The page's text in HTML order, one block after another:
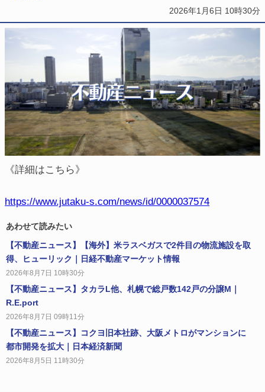
2026年1月6日 10時30分
《詳細はこちら》
https://www.jutaku-s.com/news/id/0000037574
あわせて読みたい
【不動産ニュース】【海外】米ラスベガスで2件目の物流施設を取
得、ヒューリック｜日経不動産マーケット情報
2026年8月7日 10時30分
【不動産ニュース】タカラL他、札幌で総戸数142戸の分譲M｜
R.E.port
2026年8月7日 09時11分
【不動産ニュース】コクヨ旧本社跡、大阪メトロがマンションに
都市開発を拡大｜日本経済新聞
2026年8月5日 11時30分